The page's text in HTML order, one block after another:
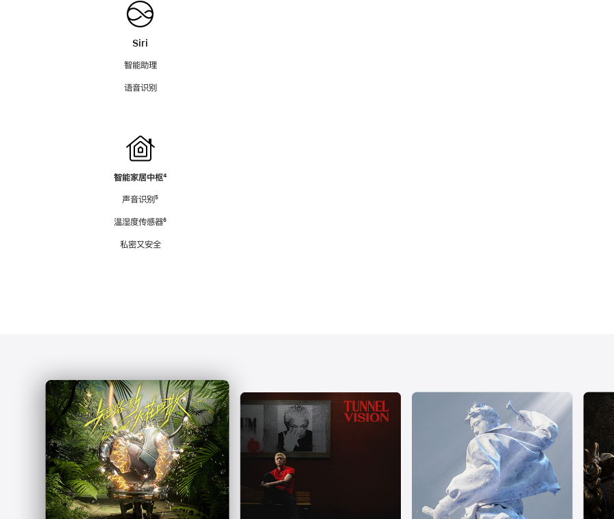
Siri
智能助理
语音识别
智能家居中枢脚
⁴
声音识别脚
⁵
温湿度传感器脚
⁶
私密又安全